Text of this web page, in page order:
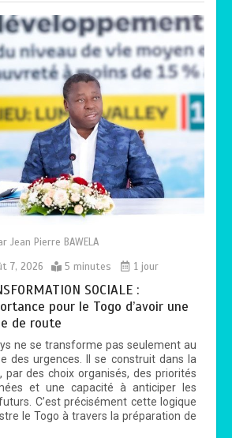
Jean Pierre BAWELA
7, 2026
5 minutes 1 jour
SOCIALE :
pour le Togo d’avoir une
de route
ne se transforme pas seulement au
des urgences. Il se construit dans la
par des choix organisés, des priorités
et une capacité à anticiper les
C’est précisément cette logique
le Togo à travers la préparation de